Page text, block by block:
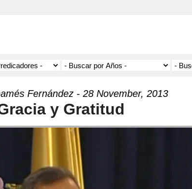
Fernández - 28 November, 2013
y Gratitud